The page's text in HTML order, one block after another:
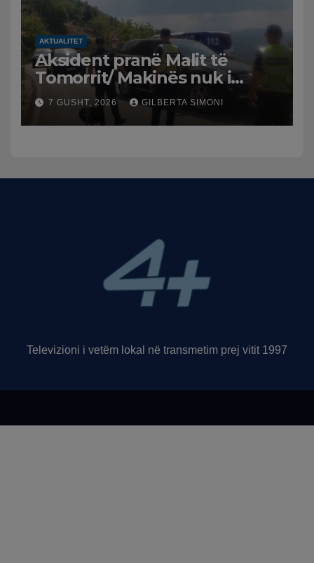
AKTUALITET
Aksident pranë Malit të
Tomorrit/ Makinës nuk i
punuan frenat dhe doli nga
rruga, plagosen 7 persona,
dy në gjendje të rëndë te
7 GUSHT, 2026 GILBERTA SIMONI
Televizioni i vetëm lokal në transmetim prej vitit 1997